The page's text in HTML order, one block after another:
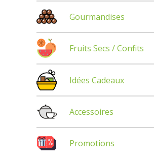
Gourmandises
Fruits Secs / Confits
Idées Cadeaux
Accessoires
Promotions